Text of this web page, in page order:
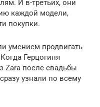
И в-третьих, они
каждой модели,
покупки.
умением продвигать
Герцогиня
Zara после свадьбы
узнали по всему